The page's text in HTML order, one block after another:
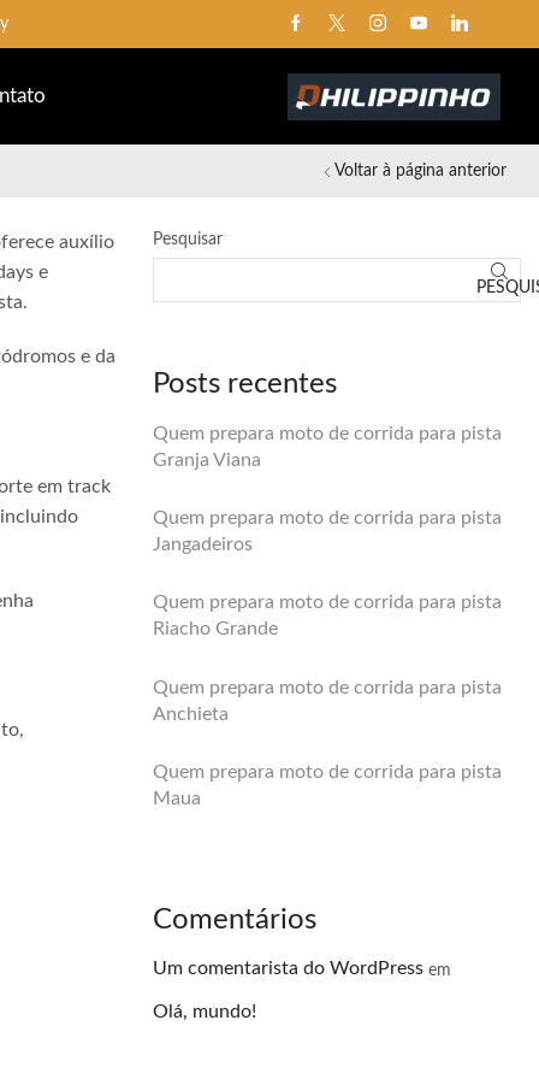
Voltar à página anterior
auxílio
e
e da
em track
Pesquisar
Posts recentes
Quem prepara moto de corrida para pista
Granja Viana
Quem prepara moto de corrida para pista
Jangadeiros
Quem prepara moto de corrida para pista
Riacho Grande
Quem prepara moto de corrida para pista
Anchieta
Quem prepara moto de corrida para pista
Maua
Comentários
Um comentarista do WordPress em
Olá, mundo!